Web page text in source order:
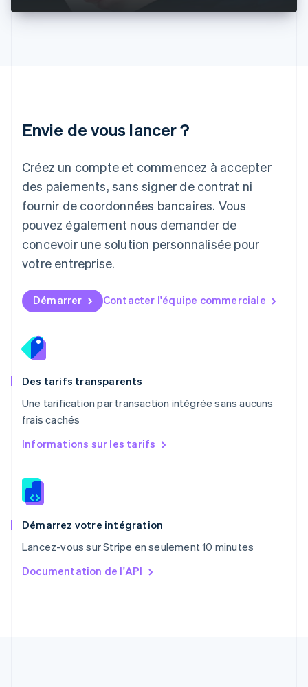
Envie de vous lancer ?
Créez un compte et commencez à accepter
des paiements, sans signer de contrat ni
fournir de coordonnées bancaires. Vous
pouvez également nous demander de
concevoir une solution personnalisée pour
votre entreprise.
Démarrer Contacter l'équipe commerciale
Des tarifs transparents
Une tarification par transaction intégrée sans aucuns
frais cachés
Informations sur les tarifs
Démarrez votre intégration
Lancez-vous sur Stripe en seulement 10 minutes
Documentation de l'API
English
Deutsch English
Luxembourg
FrançaisDeutsch English
Malaisie
English 简体中文
Malte
English
EspañolEnglish
English
Nouvelle-Zélande
Pays-Bas
Nederlands
English
PortuguêsEnglish
R.A.S. de Hong Kong, Chine
English
Roumanie
Royaume-Uni
English
English简体中文
English